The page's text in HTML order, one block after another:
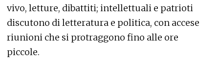
vivo, letture, dibattiti; intellettuali e patrioti
discutono di letteratura e politica, con accese
riunioni che si protraggono fino alle ore
piccole.